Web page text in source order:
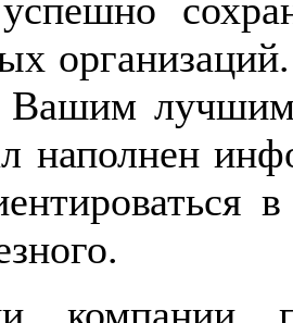
Вашим
наполнен